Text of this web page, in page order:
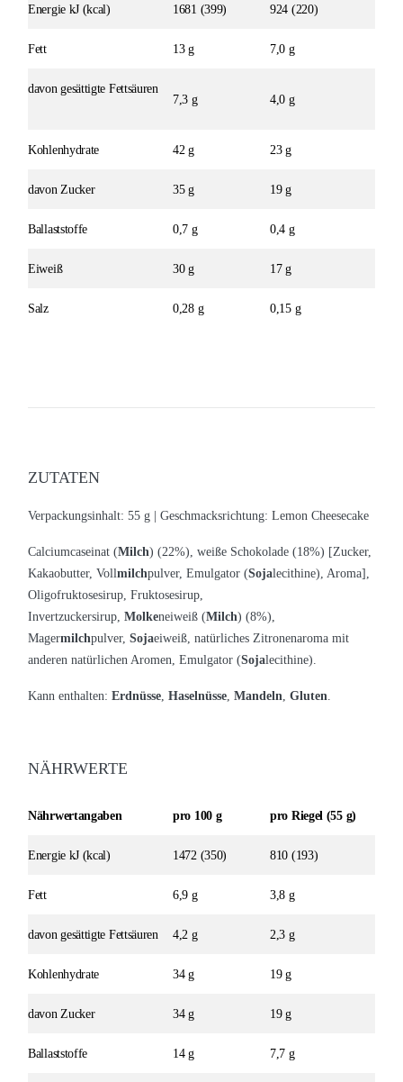
Energie kJ (kcal) 1681 (399) 924 (220)
Fett 13 g 7,0 g
davon gesättigte Fettsäuren
7,3 g
4,0 g
Kohlenhydrate 42 g 23 g
davon Zucker 35 g 19 g
Ballaststoffe 0,7 g 0,4 g
Eiweiß 30 g 17 g
Salz 0,28 g 0,15 g
ZUTATEN
Verpackungsinhalt: 55 g | Geschmacksrichtung: Lemon Cheesecake
Calciumcaseinat (Milch) (22%), weiße Schokolade (18%) [Zucker,
Kakaobutter, Vollmilchpulver, Emulgator (Sojalecithine), Aroma],
Oligofruktosesirup, Fruktosesirup,
Invertzuckersirup, Molkeneiweiß (Milch) (8%),
Magermilchpulver, Sojaeiweiß, natürliches Zitronenaroma mit
anderen natürlichen Aromen, Emulgator (Sojalecithine).
Kann enthalten: Erdnüsse, Haselnüsse, Mandeln, Gluten.
NÄHRWERTE
Nährwertangaben pro 100 g pro Riegel (55 g)
Energie kJ (kcal) 1472 (350) 810 (193)
Fett 6,9 g 3,8 g
davon gesättigte Fettsäuren 4,2 g 2,3 g
Kohlenhydrate 34 g 19 g
davon Zucker 34 g 19 g
Ballaststoffe 14 g 7,7 g